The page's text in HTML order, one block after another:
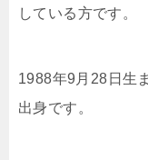
している方です。
1988年9月28日生
出身です。